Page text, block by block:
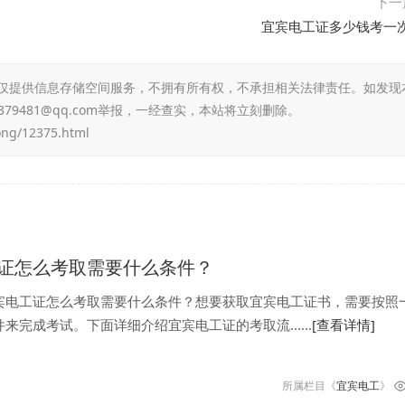
宜宾电工证多少钱考一
供信息存储空间服务，不拥有所有权，不承担相关法律责任。如发现
举报，一经查实，本站将立刻删除。
12375.html
怎么考取需要什么条件？
电工证怎么考取需要什么条件？想要获取宜宾电工证书，需要按照
来完成考试。下面详细介绍宜宾电工证的考取流......[查看详情]
所属栏目《宜宾电工》